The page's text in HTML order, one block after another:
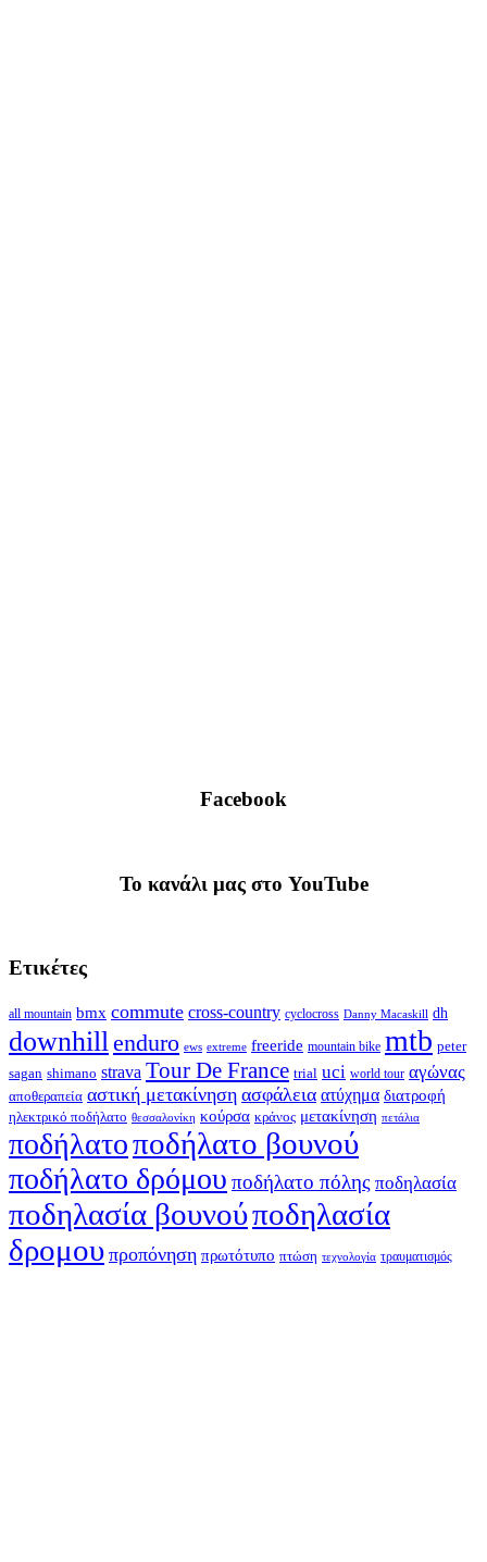
Facebook
To κανάλι μας στο YouTube
Ετικέτες
all mountain bmx commute cross-country cyclocross Danny Macaskill dh
downhillenduro ews extreme freeride mountain bike mtb peter
sagan shimano strava Tour De France trial uci world tour αγώνας
αποθεραπεία αστική μετακίνηση ασφάλεια ατύχημα διατροφή
ηλεκτρικό ποδήλατο θεσσαλονίκη κούρσα κράνος μετακίνηση πετάλια
ποδήλατοποδήλατο βουνού
ποδήλατο δρόμου ποδήλατο πόλης ποδηλασία
ποδηλασία βουνούποδηλασία
δρομου προπόνηση πρωτότυπο πτώση τεχνολογία τραυματισμός